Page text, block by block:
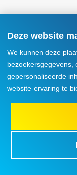
Deze website
We kunnen deze
bezoekersgegevens,
gepersonaliseerde
website-ervaring te
079 316